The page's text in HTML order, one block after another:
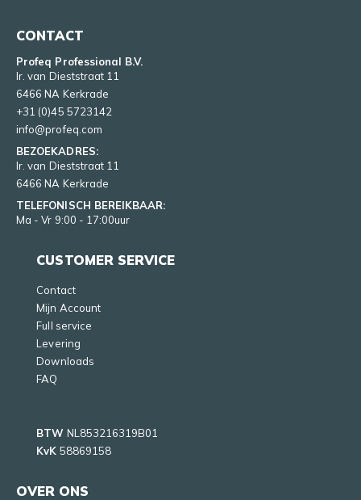
CONTACT
Profeq Professional B.V.
Ir. van Dieststraat 11
6466 NA Kerkrade
+31 (0)45 5723142
info@profeq.com
BEZOEKADRES:
Ir. van Dieststraat 11
6466 NA Kerkrade
TELEFONISCH BEREIKBAAR:
Ma - Vr 9:00 - 17:00uur
CUSTOMER SERVICE
Contact
Mijn Account
Full service
Levering
Downloads
FAQ
BTW NL853216319B01
KvK 58869158
OVER ONS